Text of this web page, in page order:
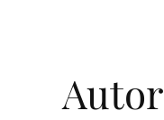
Autor